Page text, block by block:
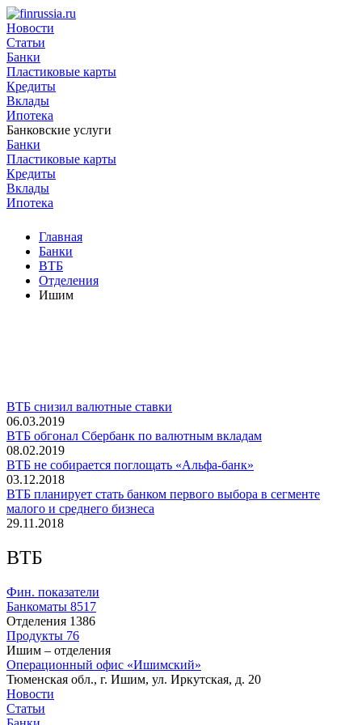
Новости
Статьи
Банки
Пластиковые карты
Кредиты
Вклады
Ипотека
Банковские услуги
Банки
Пластиковые карты
Кредиты
Вклады
Ипотека
Главная
Банки
ВТБ
Отделения
Ишим
ВТБ снизил валютные ставки
06.03.2019
ВТБ обгонал Сбербанк по валютным вкладам
08.02.2019
ВТБ не собирается поглощать «Альфа-банк»
03.12.2018
ВТБ планирует стать банком первого выбора в сегменте
малого и среднего бизнеса
29.11.2018
ВТБ
Фин. показатели
Банкоматы 8517
Отделения 1386
Продукты 76
Ишим – отделения
Операционный офис «Ишимский»
Тюменская обл., г. Ишим, ул. Иркутская, д. 20
Новости
Статьи